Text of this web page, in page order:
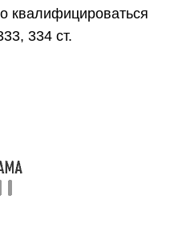
квалифицироваться
334 ст.